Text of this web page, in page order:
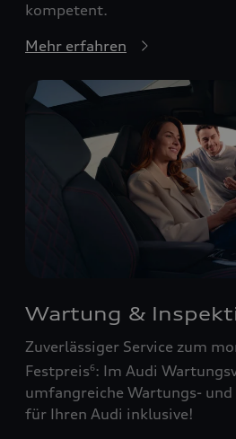
kompetent.
Mehr erfahren
Wartung &
Zuverlässiger Service zum
Festpreis6: Im Audi
umfangreiche Wartungs-
für Ihren Audi inklusive!